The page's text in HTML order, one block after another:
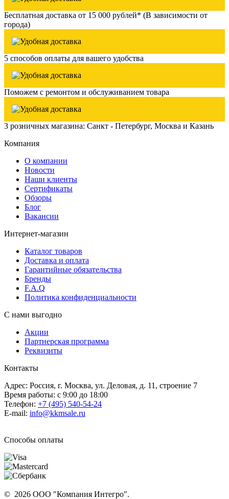
Бесплатная доставка от 15 000 рублей* (В зависимости от
города)
5 способов оплаты для вашего удобства
Поможем с ремонтом и обслуживанием товара
3 розничных магазина: Санкт - Петербург, Москва и Казань
Компания
О компании
Новости
Наши клиенты
Сертификаты
Обзоры
Блог
Вакансии
Интернет-магазин
Каталог товаров
Доставка и оплата
Гарантийные обязательства
Бренды
F.A.Q
Политика конфиденциальности
С нами выгодно
Акции
Партнерская программа
Реквизиты
Контакты
Адрес: Россия, г. Москва, ул. Деловая, д. 11, строение 7
Время работы: с 9:00 до 18:00
Телефон: +7 (495) 540-54-24
E-mail: info@kkmsale.ru
Способы оплаты
© 2026 ООО "Компания Интегро".